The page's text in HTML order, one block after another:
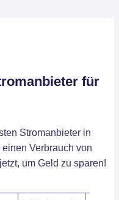
für
Stromanbieter in
Verbrauch von
um Geld zu sparen!